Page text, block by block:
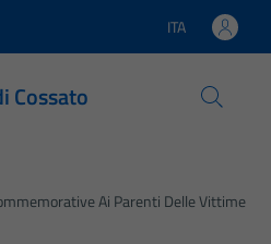
Lingua attiva:
ITA
Cossato
Ai Parenti Delle Vittime